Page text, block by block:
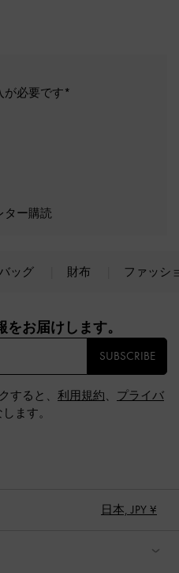
が必要です*
ター購読
ッグ 財布 ファッシ
お届けします。​
SUBSCRIBE
すると、 利用規約、 プライバ
ます。
日本, JPY ¥